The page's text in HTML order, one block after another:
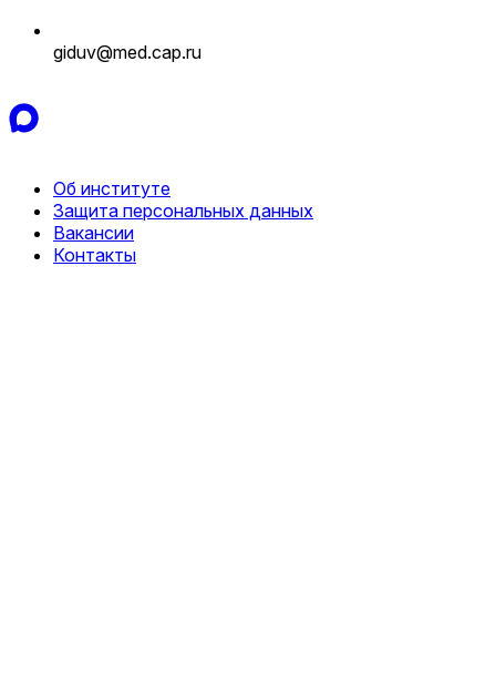
giduv@med.cap.ru
Об институте
Защита персональных данных
Вакансии
Контакты